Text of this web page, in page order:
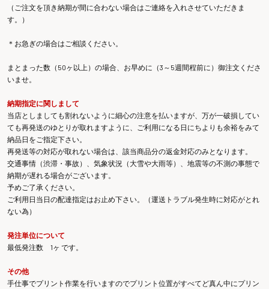
（ご注文を頂き納期が間に合わない場合はご連絡を入れさせていただきま
す。）
＊お急ぎの場合はご相談ください。
まとまった数（50ヶ以上）の場合、お早めに（3～5週間程前に）御注文くださ
いませ。
納期指定に関しまして
当店としましても割れないように細心の注意を払いますが、万が一破損してい
ても再発送のゆとりが取れますように、ご利用になる日にちよりも余裕をみて
納品日をご指定下さい。
再発送等の対応が取れない場合は、該当商品分の返金対応のみとなります。
交通事情（渋滞・事故）、気象状況（大雪や大雨等）、地震等の不測の事態で
納期が遅れる場合がございます。
予めご了承ください。
ご利用日当日の配達指定はお止め下さい。（運送トラブル発生時に対応がとれ
ない為）
発注単位について
最低発注数 1ヶ です。
その他
手仕事でプリント作業を行いますのでプリント位置がすべてど真ん中にプリン